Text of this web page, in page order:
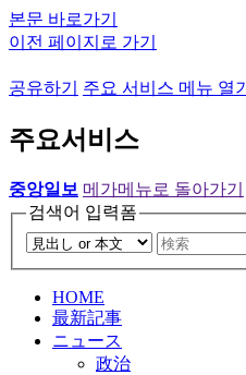
본문 바로가기
이전 페이지로 가기
공유하기 주요 서비스 메뉴 열기
주요서비스
중앙일보 메가메뉴로 돌아가기
검색어 입력폼
HOME
最新記事
ニュース
政治